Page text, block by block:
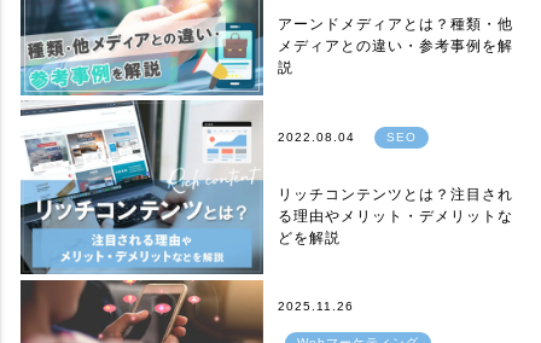
アーンドメディアとは？種類・他
メディアとの違い・参考事例を解
説
2022.08.04 SEO
リッチコンテンツとは？注目され
る理由やメリット・デメリットな
どを解説
2025.11.26